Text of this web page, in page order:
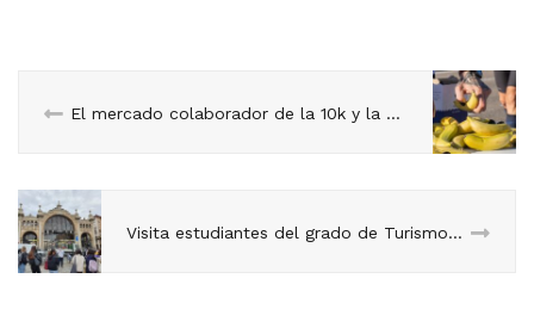
El mercado colaborador de la 10k y la Maratón de Zaragoza
Visita estudiantes del grado de Turismo de UNIZAR.